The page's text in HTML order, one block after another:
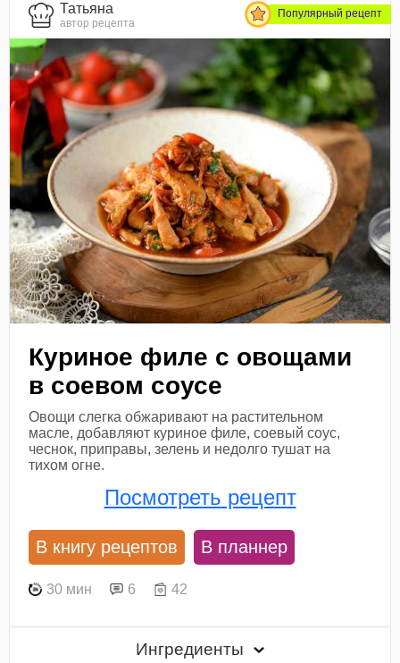
Татьяна
автор рецепта
Популярный рецепт
Куриное филе с овощами
в соевом соусе
Овощи слегка обжаривают на растительном
масле, добавляют куриное филе, соевый соус,
чеснок, приправы, зелень и недолго тушат на
тихом огне.
Посмотреть рецепт
В книгу рецептов В планнер
30 мин 6 42
Ингредиенты